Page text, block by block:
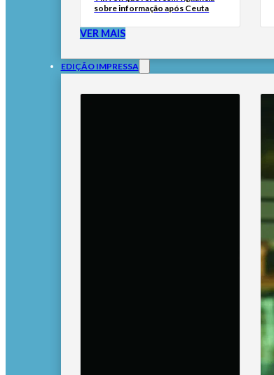
sobre informação após Ceuta
VER MAIS
EDIÇÃO IMPRESSA